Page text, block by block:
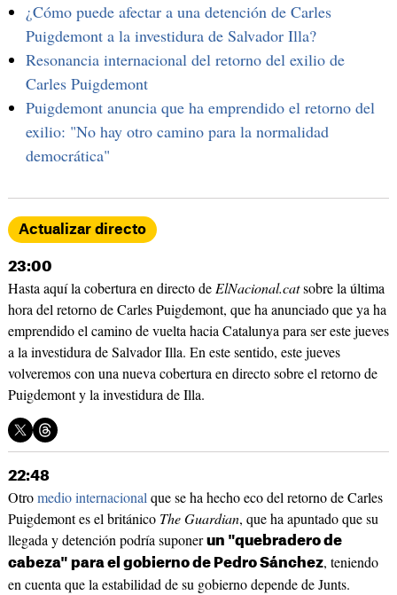
¿Cómo puede afectar a una detención de Carles
Puigdemont a la investidura de Salvador Illa?
Resonancia internacional del retorno del exilio de
Carles Puigdemont
Puigdemont anuncia que ha emprendido el retorno del
exilio: "No hay otro camino para la normalidad
democrática"
Actualizar directo
23:00
Hasta aquí la cobertura en directo deElNacional.catsobre la última
hora del retorno de Carles Puigdemont, que ha anunciado que ya ha
emprendido el camino de vuelta hacia Catalunya para ser este jueves
a la investidura de Salvador Illa. En este sentido, este jueves
volveremos con una nueva cobertura en directo sobre el retorno de
Puigdemont y la investidura de Illa.
22:48
Otromedio internacionalque se ha hecho eco del retorno de Carles
Puigdemont es el británico The Guardian, que ha apuntado que su
llegada y detención podría suponerun "quebradero de
cabeza" para el gobierno de Pedro Sánchez, teniendo
en cuenta que la estabilidad de su gobierno depende de Junts.